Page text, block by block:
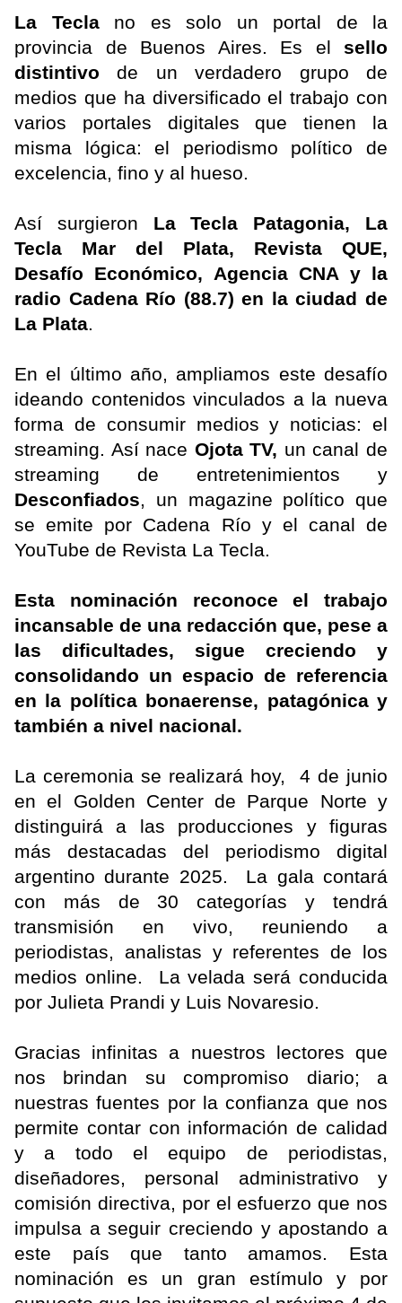
La Tecla no es solo un portal de la
provincia de Buenos Aires. Es el sello
distintivo de un verdadero grupo de
medios que ha diversificado el trabajo con
varios portales digitales que tienen la
misma lógica: el periodismo político de
excelencia, fino y al hueso.
Así surgieron La Tecla Patagonia, La
Tecla Mar del Plata, Revista QUE,
Desafío Económico, Agencia CNA y la
radio Cadena Río (88.7) en la ciudad de
La Plata.
En el último año, ampliamos este desafío
ideando contenidos vinculados a la nueva
forma de consumir medios y noticias: el
streaming. Así nace Ojota TV, un canal de
streaming de entretenimientos y
Desconfiados, un magazine político que
se emite por Cadena Río y el canal de
YouTube de Revista La Tecla.
Esta nominación reconoce el trabajo
incansable de una redacción que, pese a
las dificultades, sigue creciendo y
consolidando un espacio de referencia
en la política bonaerense, patagónica y
también a nivel nacional.
La ceremonia se realizará hoy, 4 de junio
en el Golden Center de Parque Norte y
distinguirá a las producciones y figuras
más destacadas del periodismo digital
argentino durante 2025. La gala contará
con más de 30 categorías y tendrá
transmisión en vivo, reuniendo a
periodistas, analistas y referentes de los
medios online. La velada será conducida
por Julieta Prandi y Luis Novaresio.
Gracias infinitas a nuestros lectores que
nos brindan su compromiso diario; a
nuestras fuentes por la confianza que nos
permite contar con información de calidad
y a todo el equipo de periodistas,
diseñadores, personal administrativo y
comisión directiva, por el esfuerzo que nos
impulsa a seguir creciendo y apostando a
este país que tanto amamos. Esta
nominación es un gran estímulo y por